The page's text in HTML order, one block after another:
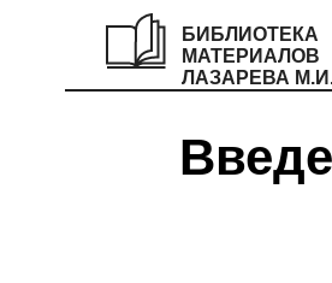
БИБЛИОТЕКА
МАТЕРИАЛОВ
ЛАЗАРЕВА